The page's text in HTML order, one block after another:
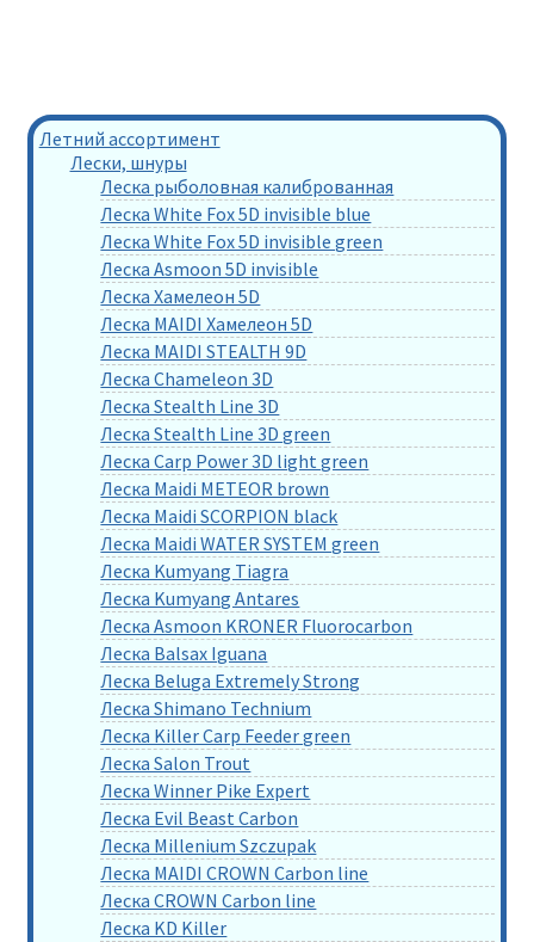
Летний ассортимент
Лески, шнуры
Леска рыболовная калиброванная
Леска White Fox 5D invisible blue
Леска White Fox 5D invisible green
Леска Asmoon 5D invisible
Леска Хамелеон 5D
Леска MAIDI Хамелеон 5D
Леска MAIDI STEALTH 9D
Леска Chameleon 3D
Леска Stealth Line 3D
Леска Stealth Line 3D green
Леска Carp Power 3D light green
Леска Maidi METEOR brown
Леска Maidi SCORPION black
Леска Maidi WATER SYSTEM green
Леска Kumyang Tiagra
Леска Kumyang Antares
Леска Asmoon KRONER Fluorocarbon
Леска Balsax Iguana
Леска Beluga Extremely Strong
Леска Shimano Technium
Леска Killer Carp Feeder green
Леска Salon Trout
Леска Winner Pike Expert
Леска Evil Beast Carbon
Леска Millenium Szczupak
Леска MAIDI CROWN Carbon line
Леска CROWN Carbon line
Леска KD Killer